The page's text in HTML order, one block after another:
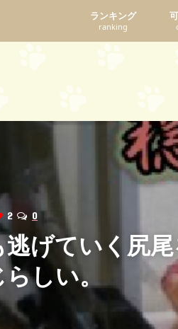
ランキング
ranking
2 0
げていく尻
しい。